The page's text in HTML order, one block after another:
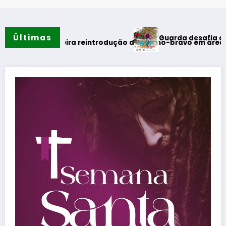
Últimasreintrodução de coelho-bravo em área rewilding
Guarda desafia amantes do